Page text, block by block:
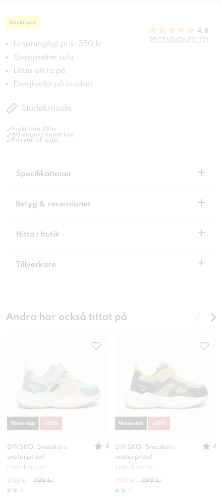
Sänkt pris
Ursprungligt pris: 350 kr
Greppsäker sula
Lätta att ta på
Dragkedja på insidan
4.8
RECENSIONER (12)
Storleksguide
Frakt från 39 kr
60 dagars öppet köp
Fri retur till butik
Specifikationer +
Betyg & recensioner +
Hitta i butik +
Tillverkare +
Andra har också tittat på
DINSKO, Sneakers
waterproof
4
Lättviktssula
350 kr 499 kr
Vattentät -30%
DINSKO, Sneakers
waterproof
4
Lättviktssula
350 kr 499 kr
Vattentät -30%